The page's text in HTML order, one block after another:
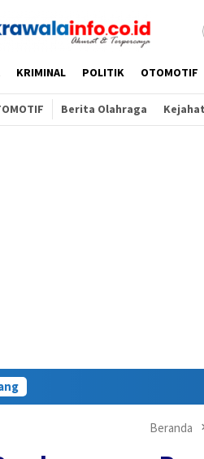
KRIMINAL POLITIK OTOMOTIF
Berita Olahraga
Beranda